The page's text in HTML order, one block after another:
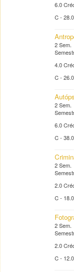
6.0
C -
2 Sem.
4.0
C -
2 Sem.
6.0
C -
2 Sem.
2.0
C -
2 Sem.
2.0
C -